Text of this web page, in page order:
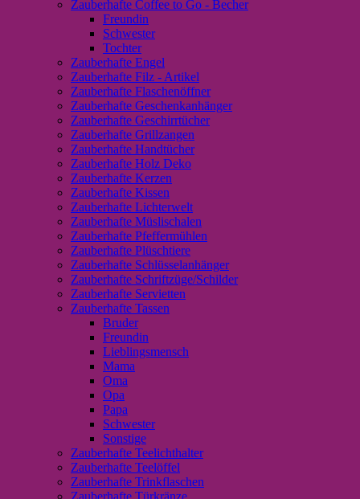
Zauberhafte Coffee to Go - Becher
Freundin
Schwester
Tochter
Zauberhafte Engel
Zauberhafte Filz - Artikel
Zauberhafte Flaschenöffner
Zauberhafte Geschenkanhänger
Zauberhafte Geschirrtücher
Zauberhafte Grillzangen
Zauberhafte Handtücher
Zauberhafte Holz Deko
Zauberhafte Kerzen
Zauberhafte Kissen
Zauberhafte Lichterwelt
Zauberhafte Müslischalen
Zauberhafte Pfeffermühlen
Zauberhafte Plüschtiere
Zauberhafte Schlüsselanhänger
Zauberhafte Schriftzüge/Schilder
Zauberhafte Servietten
Zauberhafte Tassen
Bruder
Freundin
Lieblingsmensch
Mama
Oma
Opa
Papa
Schwester
Sonstige
Zauberhafte Teelichthalter
Zauberhafte Teelöffel
Zauberhafte Trinkflaschen
Zauberhafte Türkränze